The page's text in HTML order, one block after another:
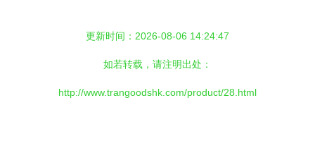
更新时间：2026-08-06 14:24:47
如若转载，请注明出处：
http://www.trangoodshk.com/product/28.html